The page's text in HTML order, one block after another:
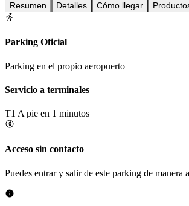
Resumen Detalles Cómo llegar
Parking Oficial
Parking en el propio aeropuerto
Servicio a terminales
T1 A pie en 1 minutos
Acceso sin contacto
Puedes entrar y salir de este parking de manera